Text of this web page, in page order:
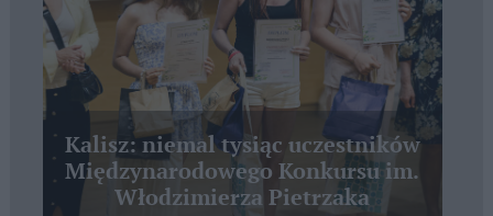
Kalisz: niemal tysiąc uczestników
Międzynarodowego Konkursu im.
Włodzimierza Pietrzaka